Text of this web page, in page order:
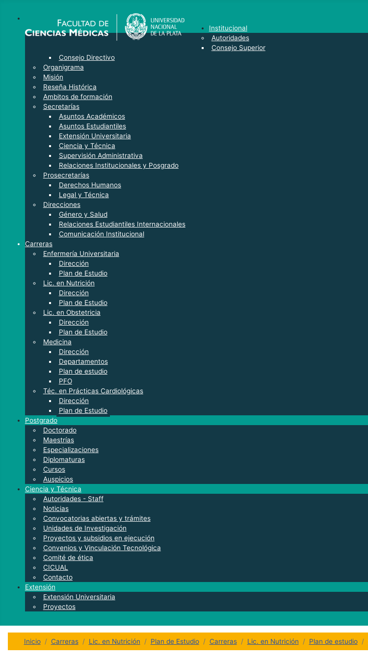
Institucional
Autoridades
Consejo Superior
Consejo Directivo
Organigrama
Misión
Reseña Histórica
Ambitos de formación
Secretarías
Asuntos Académicos
Asuntos Estudiantiles
Extensión Universitaria
Ciencia y Técnica
Supervisión Administrativa
Relaciones Institucionales y Posgrado
Prosecretarías
Derechos Humanos
Legal y Técnica
Direcciones
Género y Salud
Relaciones Estudiantiles Internacionales
Comunicación Institucional
Carreras
Enfermería Universitaria
Dirección
Plan de Estudio
Lic. en Nutrición
Dirección
Plan de Estudio
Lic. en Obstetricia
Dirección
Plan de Estudio
Medicina
Dirección
Departamentos
Plan de estudio
PFO
Téc. en Prácticas Cardiológicas
Dirección
Plan de Estudio
Postgrado
Doctorado
Maestrías
Especializaciones
Diplomaturas
Cursos
Auspicios
Ciencia y Técnica
Autoridades - Staff
Noticias
Convocatorias abiertas y trámites
Unidades de Investigación
Proyectos y subsidios en ejecución
Convenios y Vinculación Tecnológica
Comité de ética
CICUAL
Contacto
Extensión
Extensión Universitaria
Proyectos
Inicio Carreras Lic. en Nutrición Plan de Estudio Carreras Lic. en Nutrición Plan de estudio